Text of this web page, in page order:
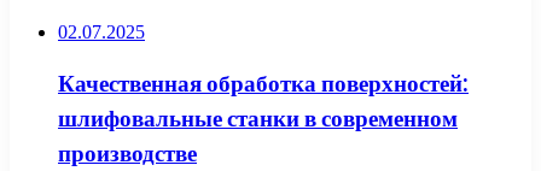
02.07.2025
Качественная обработка поверхностей:
шлифовальные станки в современном
производстве